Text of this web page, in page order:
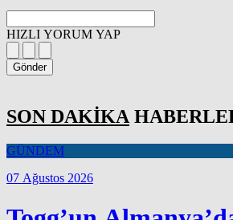
HIZLI YORUM YAP
Gönder
SON DAKİKA
GÜNDEM
07 Ağustos 2026